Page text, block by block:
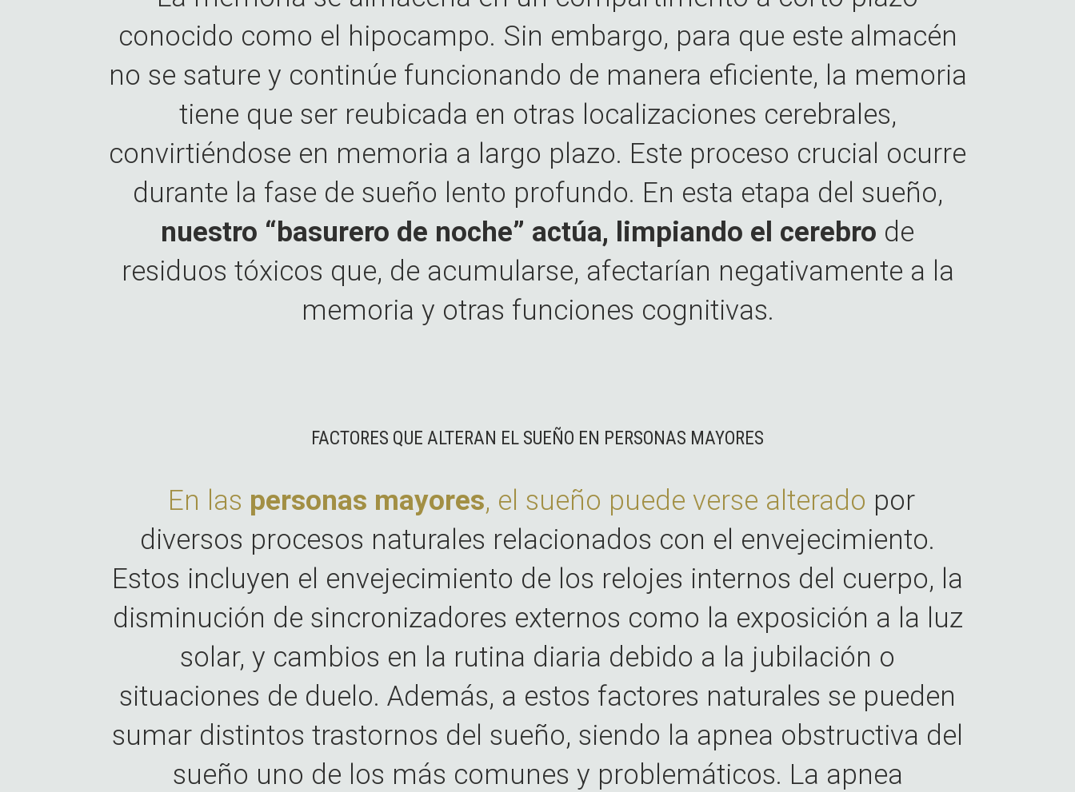
conocido como el hipocampo. Sin embargo, para que este almacén
no se sature y continúe funcionando de manera eficiente, la memoria
tiene que ser reubicada en otras localizaciones cerebrales,
convirtiéndose en memoria a largo plazo. Este proceso crucial ocurre
durante la fase de sueño lento profundo. En esta etapa del sueño,
nuestro “basurero de noche” actúa, limpiando el cerebro de
residuos tóxicos que, de acumularse, afectarían negativamente a la
memoria y otras funciones cognitivas.
FACTORES QUE ALTERAN EL SUEÑO EN PERSONAS MAYORES
En las personas mayores, el sueño puede verse alterado por
diversos procesos naturales relacionados con el envejecimiento.
Estos incluyen el envejecimiento de los relojes internos del cuerpo, la
disminución de sincronizadores externos como la exposición a la luz
solar, y cambios en la rutina diaria debido a la jubilación o
situaciones de duelo. Además, a estos factores naturales se pueden
sumar distintos trastornos del sueño, siendo la apnea obstructiva del
sueño uno de los más comunes y problemáticos. La apnea